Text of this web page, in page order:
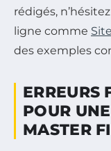
rédigés,
ligne comme
des exemples
ERREURS
POUR
MASTER